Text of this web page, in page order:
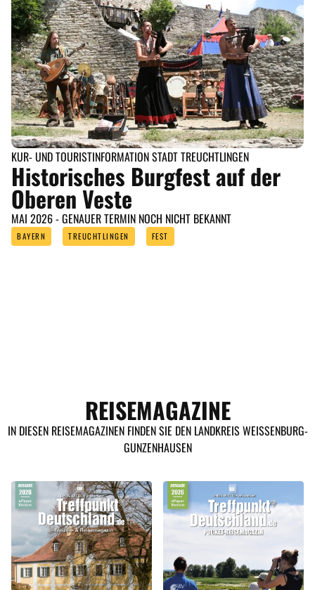
KUR- UND TOURISTINFORMATION STADT TREUCHTLINGEN
Historisches Burgfest auf der
Oberen Veste
MAI 2026 - GENAUER TERMIN NOCH NICHT BEKANNT
BAYERN TREUCHTLINGEN FEST
REISEMAGAZINE
IN DIESEN REISEMAGAZINEN FINDEN SIE DEN LANDKREIS WEISSENBURG-
GUNZENHAUSEN